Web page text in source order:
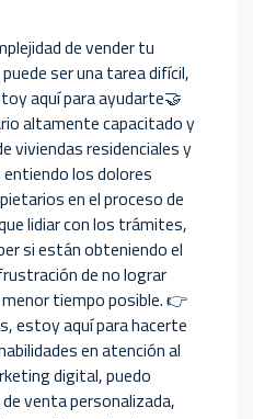
de vender tu
ser una tarea difícil,
aquí para ayudarte🤝
altamente capacitado y
viviendas residenciales y
los dolores
en el proceso de
lidiar con los trámites,
si están obteniendo el
de no lograr
tiempo posible. 👉
estoy aquí para hacerte
en atención al
digital, puedo
venta personalizada,